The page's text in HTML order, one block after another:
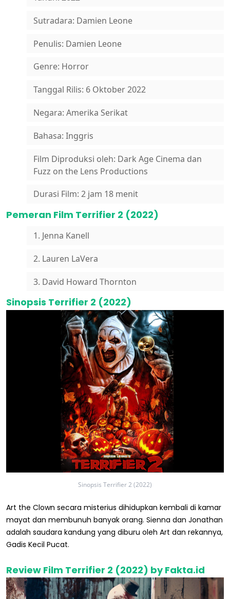
Sutradara: Damien Leone
Penulis: Damien Leone
Genre: Horror
Tanggal Rilis: 6 Oktober 2022
Negara: Amerika Serikat
Bahasa: Inggris
Film Diproduksi oleh: Dark Age Cinema dan
Fuzz on the Lens Productions
Durasi Film: 2 jam 18 menit
Pemeran Film Terrifier 2 (2022)
1. Jenna Kanell
2. Lauren LaVera
3. David Howard Thornton
Sinopsis Terrifier 2 (2022)
Sinopsis Terrifier 2 (2022)
Art the Clown secara misterius dihidupkan kembali di kamar
mayat dan membunuh banyak orang. Sienna dan Jonathan
adalah saudara kandung yang diburu oleh Art dan rekannya,
Gadis Kecil Pucat.
Review Film Terrifier 2 (2022) by Fakta.id